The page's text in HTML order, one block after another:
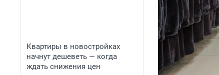
Квартиры в новостройках
начнут дешеветь — когда
ждать снижения цен